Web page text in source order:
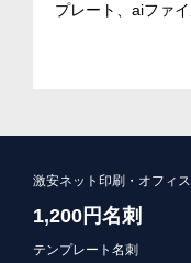
プレート、aiファ
激安ネット印刷・オフィ
1,200円名刺
テンプレート名刺